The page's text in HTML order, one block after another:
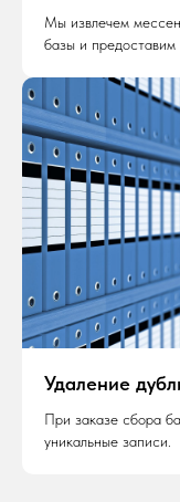
Мы извлечем
базы и предоставим
Удаление
При заказе сбора
уникальные записи.